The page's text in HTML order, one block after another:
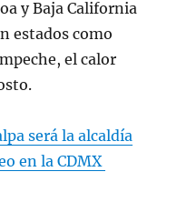
y Baja California
estados como
el calor
será la alcaldía
en la CDMX